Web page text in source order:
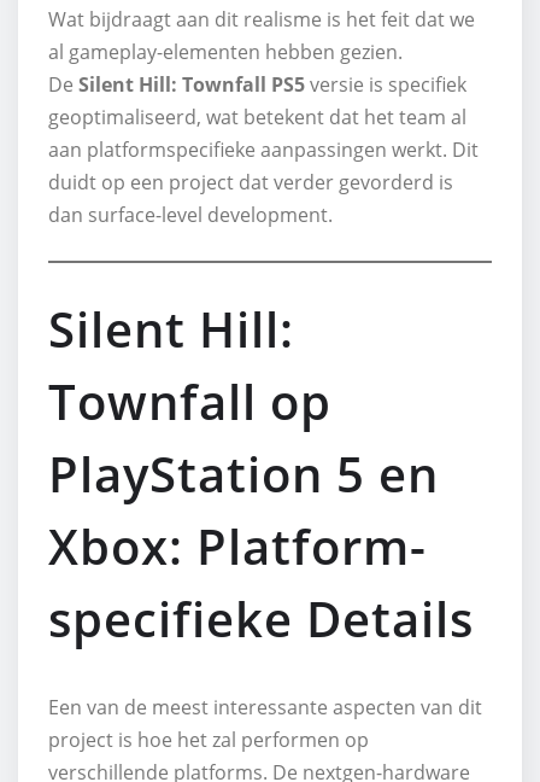
Wat bijdraagt aan dit realisme is het feit dat we
al gameplay-elementen hebben gezien.
De Silent Hill: Townfall PS5versie is specifiek
geoptimaliseerd, wat betekent dat het team al
aan platformspecifieke aanpassingen werkt. Dit
duidt op een project dat verder gevorderd is
dan surface-level development.
Silent Hill:
Townfall op
PlayStation 5 en
Xbox: Platform-
specifieke Details
Een van de meest interessante aspecten van dit
project is hoe het zal performen op
verschillende platforms. De nextgen-hardware